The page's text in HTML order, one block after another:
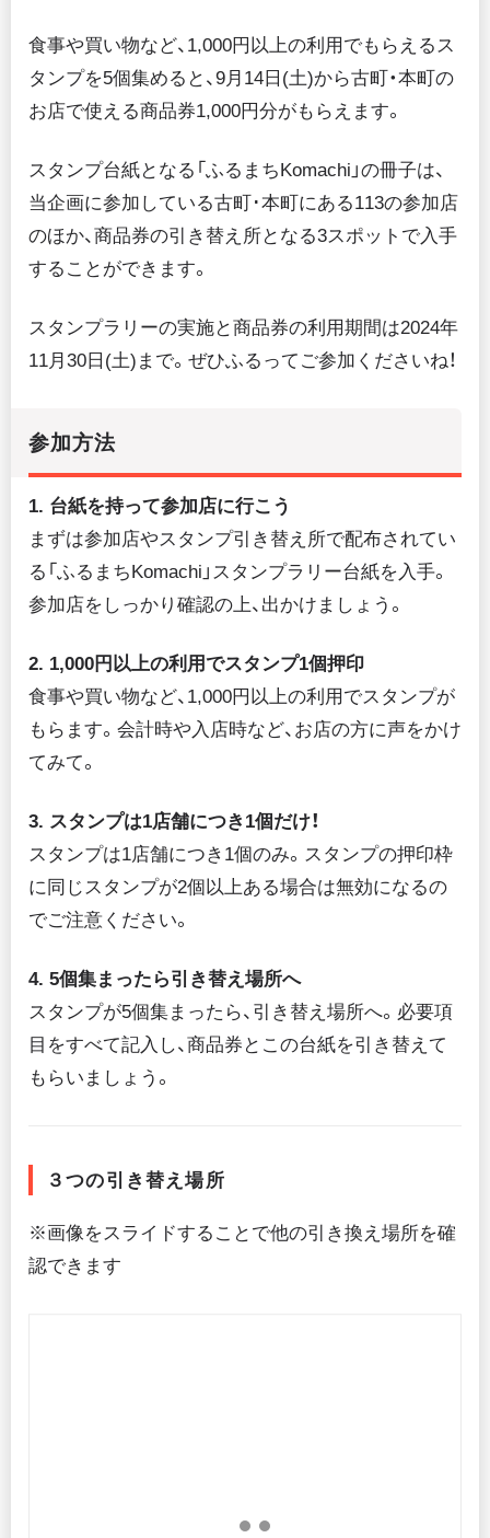
食事や買い物など、1,000円以上の利用でもらえるス
タンプを5個集めると、9月14日(土)から古町・本町の
お店で使える商品券1,000円分がもらえます。
スタンプ台紙となる「ふるまちKomachi」の冊子は、
当企画に参加している古町･本町にある113の参加店
のほか、商品券の引き替え所となる3スポットで入手
することができます。
スタンプラリーの実施と商品券の利用期間は2024年
11月30日(土)まで。ぜひふるってご参加くださいね！
参加方法
1. 台紙を持って参加店に行こう
まずは参加店やスタンプ引き替え所で配布されてい
る「ふるまちKomachi」スタンプラリー台紙を入手。
参加店をしっかり確認の上、出かけましょう。
2. 1,000円以上の利用でスタンプ1個押印
食事や買い物など、1,000円以上の利用でスタンプが
もらます。会計時や入店時など、お店の方に声をかけ
てみて。
3. スタンプは1店舗につき1個だけ！
スタンプは1店舗につき1個のみ。スタンプの押印枠
に同じスタンプが2個以上ある場合は無効になるの
でご注意ください。
4. 5個集まったら引き替え場所へ
スタンプが5個集まったら、引き替え場所へ。必要項
目をすべて記入し、商品券とこの台紙を引き替えて
もらいましょう。
３つの引き替え場所
※画像をスライドすることで他の引き換え場所を確
認できます